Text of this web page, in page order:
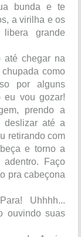
bunda e te
a virilha e os
grande
chegar na
como
por alguns
eu vou gozar!
prendo a
deslizar até a
retirando com
e torno a
adentro. Faço
pra cabeçona
Uhhhh...
ouvindo suas